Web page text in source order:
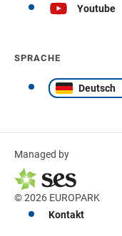
Youtube
SPRACHE
Deutsch
Managed by
© 2026 EUROPARK
Kontakt